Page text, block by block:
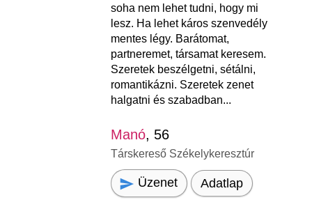
soha nem lehet tudni, hogy mi
lesz. Ha lehet káros szenvedély
mentes légy. Barátomat,
partneremet, társamat keresem.
Szeretek beszélgetni, sétálni,
romantikázni. Szeretek zenet
halgatni és szabadban...
Manó, 56
Társkereső Székelykeresztúr
Üzenet Adatlap